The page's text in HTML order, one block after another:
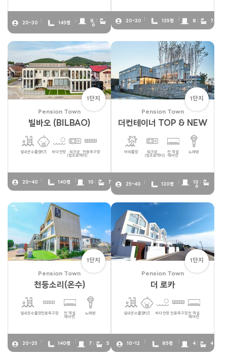
20~30 145평
8. :
6
20~30 135평 8 : 7
1단지
Pension Town
빌바오 (BILBAO)
실내온수풀장키즈 바다전망
워크샵
(빔프로젝터)
전용족구장
20~40 140평 10 : 7
1단지
Pension Town
더컨테이너 TOP & NEW
야외풀장
워크샵
(빔프로젝터)
전 객실
에어컨
노래방
25~40 130평
10 :
6
1단지
Pension Town
천둥소리(온수)
실내온수풀장전용족구장
전 객실
에어컨
노래방
20~25 140평 7 : 5
1단지
Pension Town
더 로카
실내온수풀장키즈 바다전망 전용족구장전 객실
에어컨
10~12 85평 4 : 4